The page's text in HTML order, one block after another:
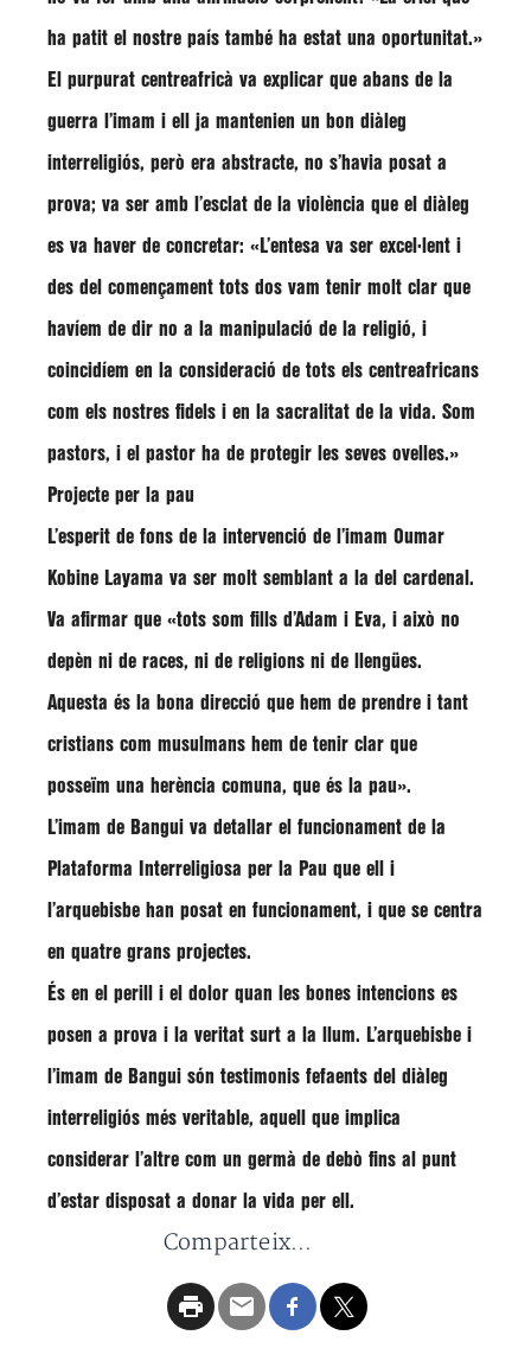
ha patit el nostre país també ha estat una oportunitat.»
El purpurat centreafricà va explicar que abans de la
guerra l’imam i ell ja mantenien un bon diàleg
interreligiós, però era abstracte, no s’havia posat a
prova; va ser amb l’esclat de la violència que el diàleg
es va haver de concretar: «L’entesa va ser excel·lent i
des del començament tots dos vam tenir molt clar que
havíem de dir no a la manipulació de la religió, i
coincidíem en la consideració de tots els centreafricans
com els nostres fidels i en la sacralitat de la vida. Som
pastors, i el pastor ha de protegir les seves ovelles.»
Projecte per la pau
L’esperit de fons de la intervenció de l’imam Oumar
Kobine Layama va ser molt semblant a la del cardenal.
Va afirmar que «tots som fills d’Adam i Eva, i això no
depèn ni de races, ni de religions ni de llengües.
Aquesta és la bona direcció que hem de prendre i tant
cristians com musulmans hem de tenir clar que
posseïm una herència comuna, que és la pau».
L’imam de Bangui va detallar el funcionament de la
Plataforma Interreligiosa per la Pau que ell i
l’arquebisbe han posat en funcionament, i que se centra
en quatre grans projectes.
És en el perill i el dolor quan les bones intencions es
posen a prova i la veritat surt a la llum. L’arquebisbe i
l’imam de Bangui són testimonis fefaents del diàleg
interreligiós més veritable, aquell que implica
considerar l’altre com un germà de debò fins al punt
d’estar disposat a donar la vida per ell.
Comparteix...